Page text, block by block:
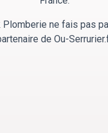
Plomberie ne fais pas
de Ou-